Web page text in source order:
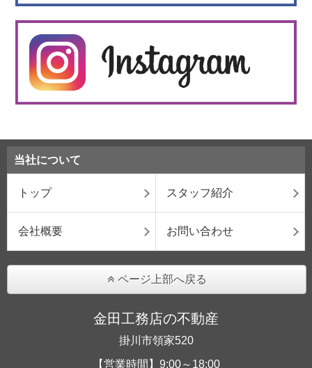
当社について
トップ スタッフ紹介
会社概要 お問い合わせ
ページ上部へ戻る
金田工務店の不動産
掛川市領家520
【営業時間】9:00～18:00